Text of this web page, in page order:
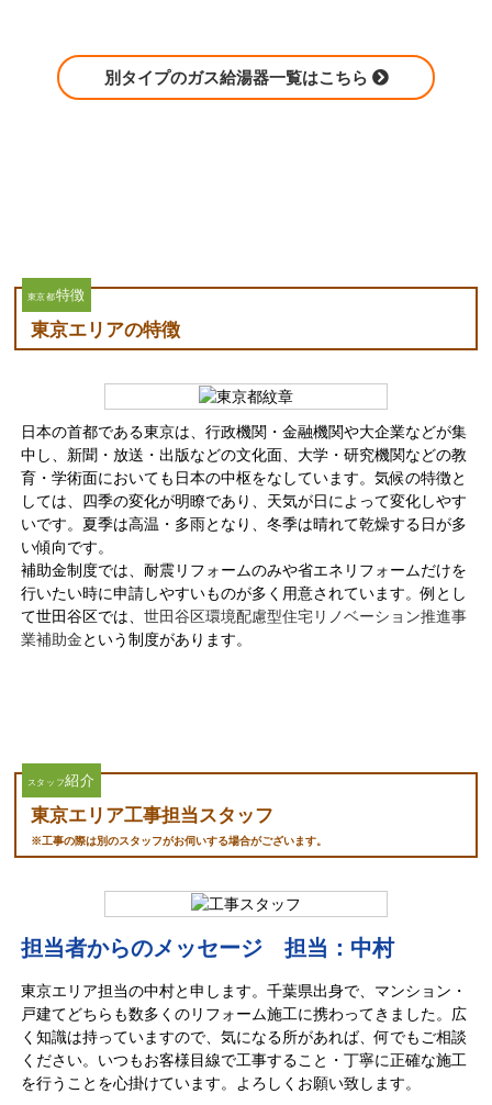
別タイプのガス給湯器一覧はこちら
東京都特徴
東京エリアの特徴
日本の首都である東京は、行政機関・金融機関や大企業などが集
中し、新聞・放送・出版などの文化面、大学・研究機関などの教
育・学術面においても日本の中枢をなしています。気候の特徴と
しては、四季の変化が明瞭であり、天気が日によって変化しやす
いです。夏季は高温・多雨となり、冬季は晴れて乾燥する日が多
い傾向です。
補助金制度では、耐震リフォームのみや省エネリフォームだけを
行いたい時に申請しやすいものが多く用意されています。例とし
て世田谷区では、 世田谷区環境配慮型住宅リノベーション推進事
業補助金という制度があります。
スタッフ紹介
東京エリア工事担当スタッフ
※工事の際は別のスタッフがお伺いする場合がございます。
担当者からのメッセージ 担当：中村
東京エリア担当の中村と申します。千葉県出身で、マンション・
戸建てどちらも数多くのリフォーム施工に携わってきました。広
く知識は持っていますので、気になる所があれば、何でもご相談
ください。いつもお客様目線で工事すること・丁寧に正確な施工
を行うことを心掛けています。よろしくお願い致します。